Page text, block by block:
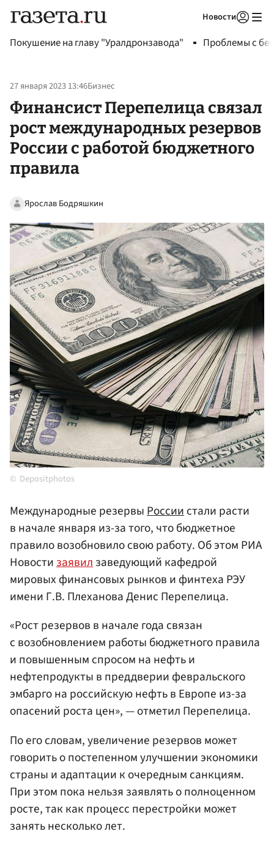
Новости
Покушение на главу "Уралдронзавода" Проблемы с
27 января 2023 13:46Бизнес
Финансист Перепелица связал
рост международных резервов
России с работой бюджетного
правила
Ярослав Бодряшкин
Depositphotos
Международные резервыРоссиистали расти
в начале января из-за того, что бюджетное
правило возобновило свою работу. Об этом РИА
Новостизаявилзаведующий кафедрой
мировых финансовых рынков и финтеха РЭУ
имени Г.В. Плеханова Денис Перепелица.
«Рост резервов в начале года связан
с возобновлением работы бюджетного правила
и повышенным спросом на нефть и
нефтепродукты в преддверии февральского
эмбарго на российскую нефть в Европе из-за
опасений роста цен», — отметил Перепелица.
По его словам, увеличение резервов может
говорить о постепенном улучшении экономики
страны и адаптации к очередным санкциям.
При этом пока нельзя заявлять о полноценном
росте, так как процесс перестройки может
занять несколько лет.